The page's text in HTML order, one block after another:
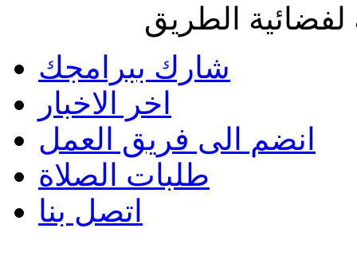
الطريق
شارك ببرامجك
اخر الاخبار
انضم الى فريق العمل
طلبات الصلاة
اتصل بنا